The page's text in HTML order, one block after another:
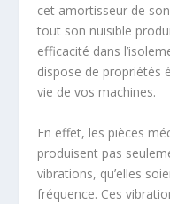
cet amortisseur de
tout son nuisible
efficacité dans
dispose de propriétés
vie de vos machines.
En effet, les pièces
produisent pas
vibrations, qu’elles
fréquence. Ces